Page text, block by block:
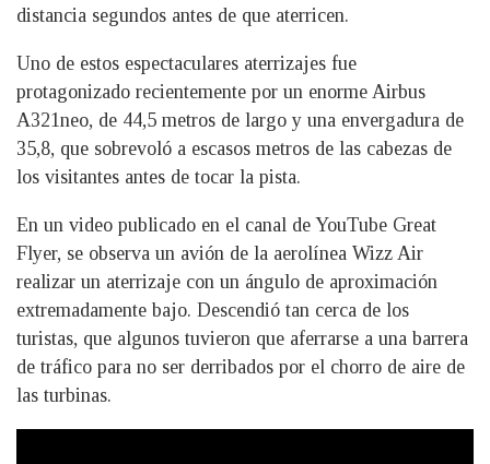
distancia segundos antes de que aterricen.
Uno de estos espectaculares aterrizajes fue
protagonizado recientemente por un enorme Airbus
A321neo, de 44,5 metros de largo y una envergadura de
35,8, que sobrevoló a escasos metros de las cabezas de
los visitantes antes de tocar la pista.
En un video publicado en el canal de YouTube Great
Flyer, se observa un avión de la aerolínea Wizz Air
realizar un aterrizaje con un ángulo de aproximación
extremadamente bajo. Descendió tan cerca de los
turistas, que algunos tuvieron que aferrarse a una barrera
de tráfico para no ser derribados por el chorro de aire de
las turbinas.